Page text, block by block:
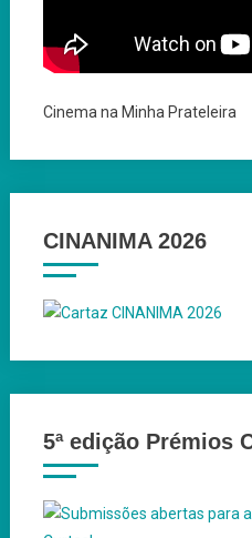
Cinema na Minha Prateleira
CINANIMA 2026
5ª edição Prémios